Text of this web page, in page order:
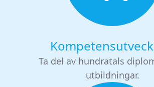
Ta del av hundratals
utbildningar.